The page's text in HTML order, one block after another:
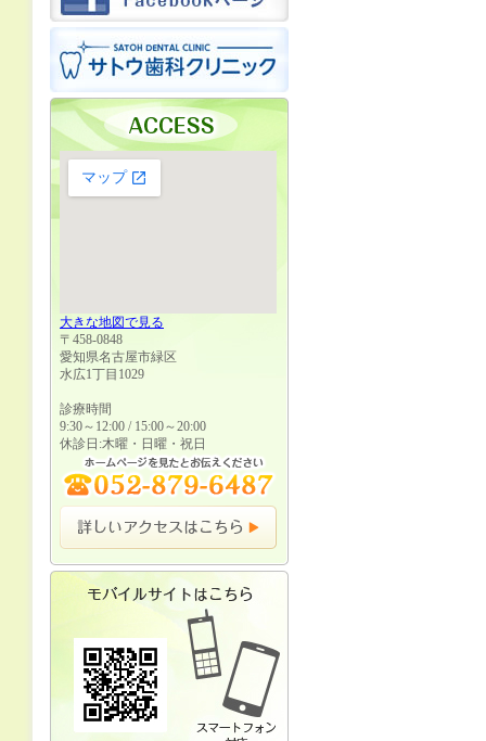
大きな地図で見る
〒458-0848
愛知県名古屋市緑区
水広1丁目1029
診療時間
9:30～12:00 / 15:00～20:00
休診日:木曜・日曜・祝日